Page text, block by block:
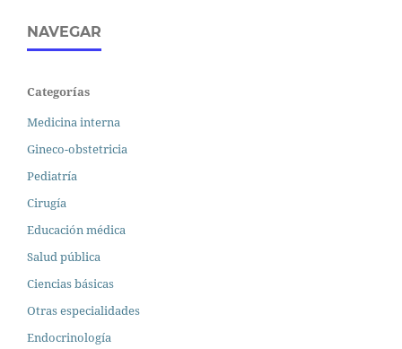
NAVEGAR
Categorías
Medicina interna
Gineco-obstetricia
Pediatría
Cirugía
Educación médica
Salud pública
Ciencias básicas
Otras especialidades
Endocrinología